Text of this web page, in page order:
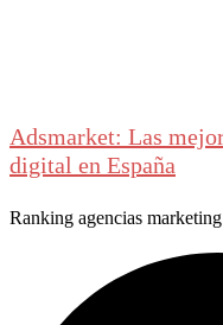
Adsmarket: Las
digital en España
Ranking agencias